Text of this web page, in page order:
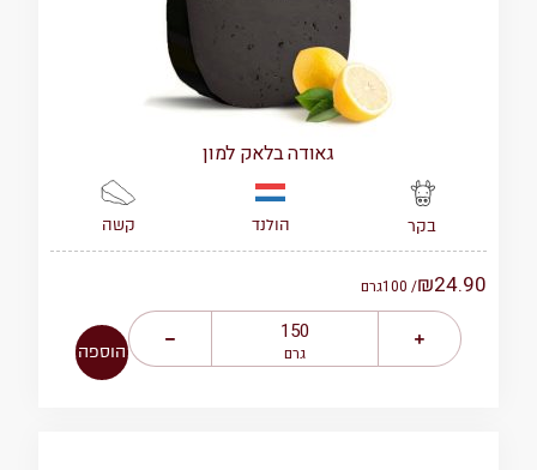
גאודה בלאק למון
בקר הולנד קשה
₪24.90
/ 100 גרם
גרם הוספה